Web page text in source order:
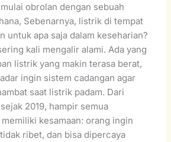
obrolan dengan sebuah
Sebenarnya, listrik di tempat
untuk apa saja dalam keseharian?
kali mengalir alami. Ada yang
listrik yang makin terasa berat,
ingin sistem cadangan agar
saat listrik padam. Dari
2019, hampir semua
kesamaan: orang ingin
ribet, dan bisa dipercaya